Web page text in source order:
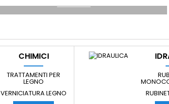
OLTRE AD ACCESSORI DELLA CATEGORIA
E USO CASA
CHIMICI
TRATTAMENTI PER
LEGNO
VERNICIATURA LEGNO